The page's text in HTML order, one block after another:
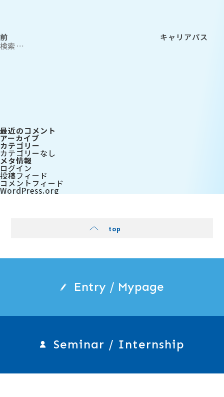
前 キャリアパス
検
索:
最近のコメント
アーカイブ
カテゴリー
カテゴリーなし
メタ情報
ログイン
投稿フィード
コメントフィード
WordPress.org
top
Entry / Mypage
Seminar / Internship